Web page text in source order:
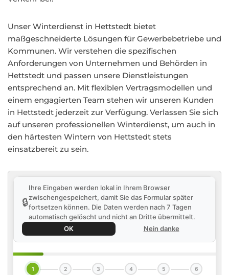
Unser Winterdienst in Hettstedt bietet
maßgeschneiderte Lösungen für Gewerbebetriebe und
Kommunen. Wir verstehen die spezifischen
Anforderungen von Unternehmen und Behörden in
Hettstedt und passen unsere Dienstleistungen
entsprechend an. Mit flexiblen Vertragsmodellen und
einem engagierten Team stehen wir unseren Kunden
in Hettstedt jederzeit zur Verfügung. Verlassen Sie sich
auf unseren professionellen Winterdienst, um auch in
den härtesten Wintern von Hettstedt stets
einsatzbereit zu sein.
🔒
Ihre Eingaben werden lokal in Ihrem Browser
zwischengespeichert, damit Sie das Formular später
fortsetzen können. Die Daten werden nach 7 Tagen
automatisch gelöscht und nicht an Dritte übermittelt.
OK
Nein danke
1 2 3 4 5 6